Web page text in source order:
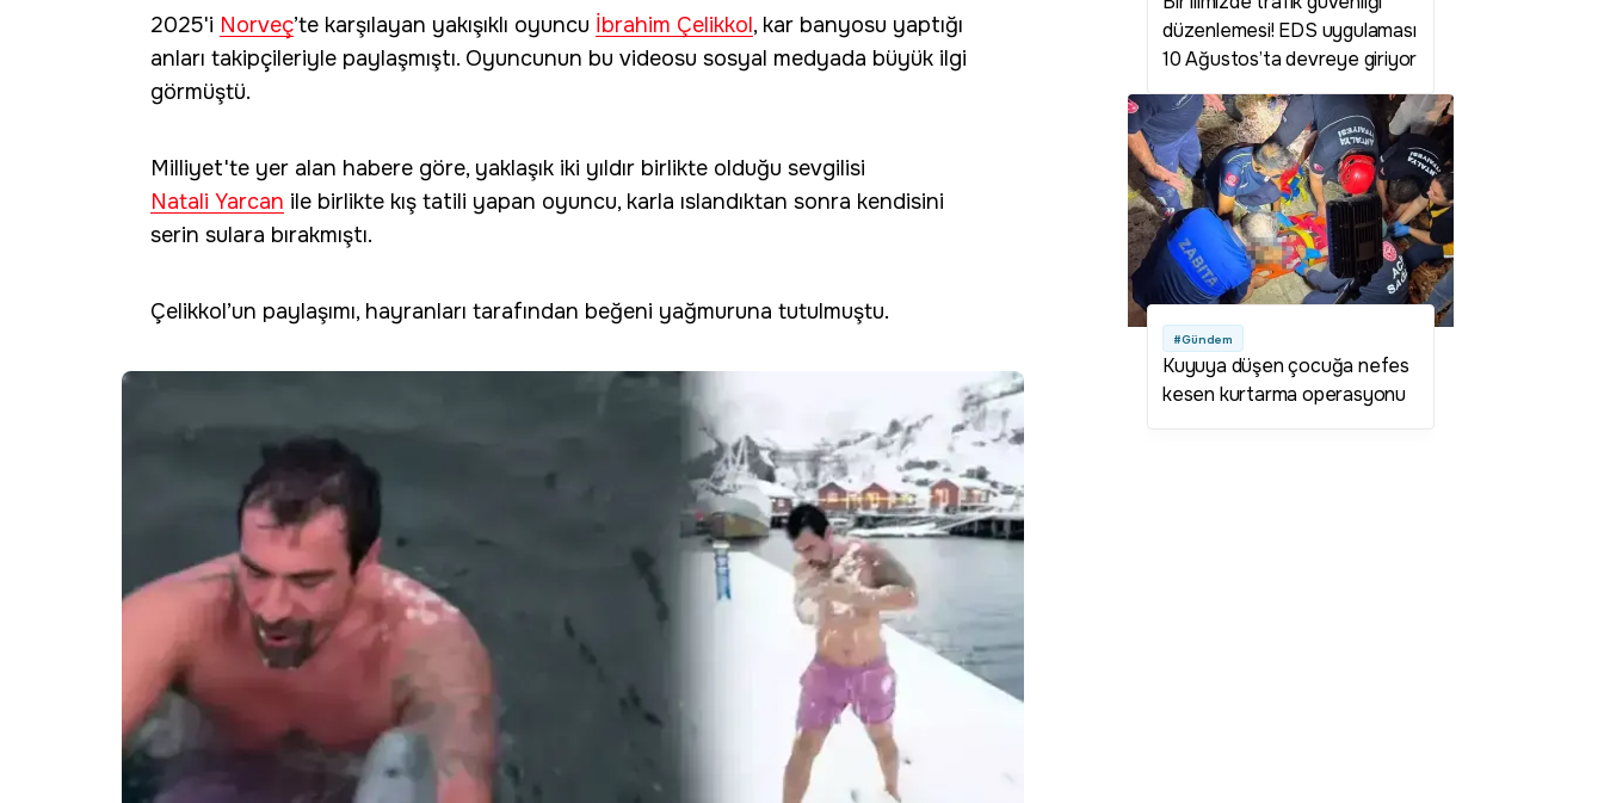
2025'i Norveç’te karşılayan yakışıklı oyuncu İbrahim Çelikkol, kar banyosu yaptığı
anları takipçileriyle paylaşmıştı. Oyuncunun bu videosu sosyal medyada büyük ilgi
görmüştü.
Milliyet'te yer alan habere göre, yaklaşık iki yıldır birlikte olduğu sevgilisi
Natali Yarcan ile birlikte kış tatili yapan oyuncu, karla ıslandıktan sonra kendisini
serin sulara bırakmıştı.
Çelikkol’un paylaşımı, hayranları tarafından beğeni yağmuruna tutulmuştu.
düzenlemesi! EDS uygulaması
10 Ağustos’ta devreye giriyor
#Gündem
Kuyuya düşen çocuğa nefes
kesen kurtarma operasyonu